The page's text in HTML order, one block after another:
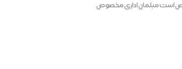
است مبلمان اداری مخصوص